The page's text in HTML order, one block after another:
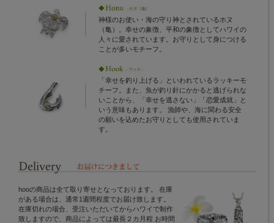
神様のお使い・海の守り神とされているホヌ
（亀）。幸せの象徴、平和の象徴としてハワイの
人々に愛されています。お守りとして身につける
ことが多いモチーフ。
「幸せを釣り上げる」といわれているラッキーモ
チーフ。また、魚が釣り針にかかると逃げられな
いことから、「幸せを逃さない」「恋愛成就」と
いう意味もあります。 漁師や、海に関わる安全
の願いを込めたお守りとしても使用されていま
す。
hooの商品は全て取り寄せとなっております。 在庫
がある場合は、通常1週間程度でお届け致します。
在庫切れの場合、受注いただいてからハワイで制作
致しますので、商品によっては最長２カ月程 お時間